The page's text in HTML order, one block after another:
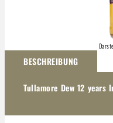
BESCHREIBUNG
Tullamore Dew 12